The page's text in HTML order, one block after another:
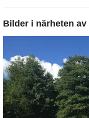
Bilder i närheten av